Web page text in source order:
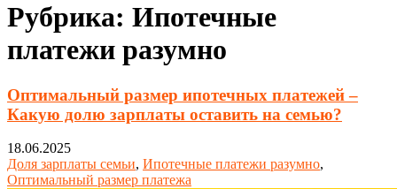
Рубрика: Ипотечные
платежи разумно
Оптимальный размер ипотечных платежей –
Какую долю зарплаты оставить на семью?
18.06.2025
Доля зарплаты семьи, Ипотечные платежи разумно,
Оптимальный размер платежа